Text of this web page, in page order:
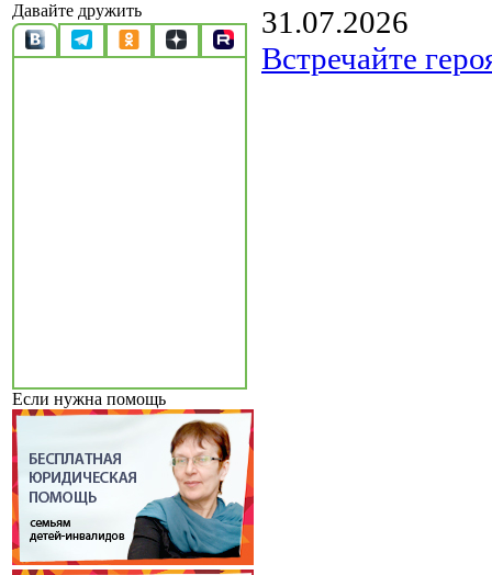
Давайте дружить
Если нужна помощь
31.07.2026
Встречайте